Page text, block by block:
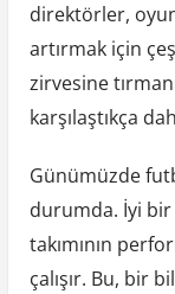
direktörler,
artırmak için
zirvesine
karşılaştıkça
Günümüzde
durumda. İyi
takımının
çalışır. Bu, bir